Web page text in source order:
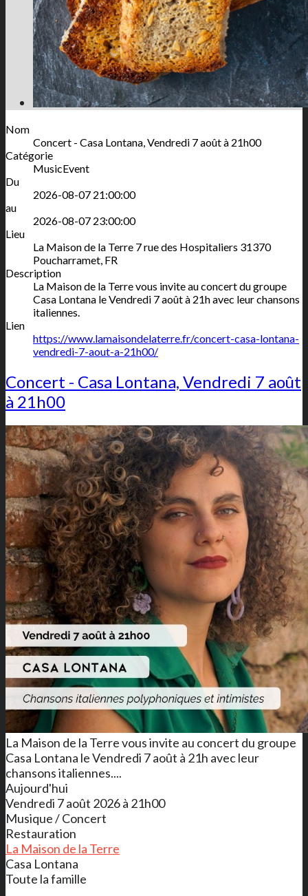
Nom
Concert - Casa Lontana, Vendredi 7 août à 21h00
Catégorie
MusicEvent
Du
2026-08-07 21:00:00
au
2026-08-07 23:00:00
Lieu
La Maison de la Terre 7 rue des Hospitaliers 31370
Poucharramet, FR
Description
La Maison de la Terre vous invite au concert du groupe
Casa Lontana le Vendredi 7 août à 21h avec leur chansons
italiennes.
Lien
https://www.lamaisondelaterre.fr/concert-casa-lontana-
vendredi-7-aout-a-21h00/
Concert - Casa Lontana, Vendredi 7 août
à 21h00
La Maison de la Terre vous invite au concert du groupe
Casa Lontana le Vendredi 7 août à 21h avec leur
chansons italiennes....
Aujourd'hui
Vendredi 7 août 2026 à 21h00
Musique / Concert
Restauration
La Maison de la Terre
Casa Lontana
Toute la famille